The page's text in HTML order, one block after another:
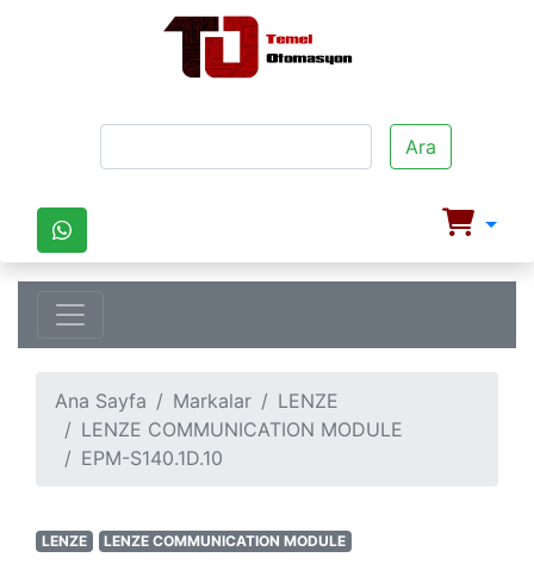
Ara
Ana Sayfa Markalar
LENZE
LENZE COMMUNICATION MODULE
EPM-S140.1D.10
LENZE LENZE COMMUNICATION MODULE